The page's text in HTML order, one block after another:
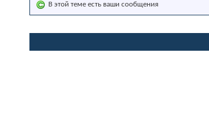
В этой теме есть ваши сообщения